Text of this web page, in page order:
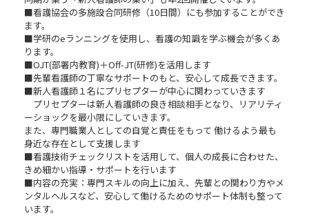
■看護協会の多施設合同研修（10日間）にも参加することができ
ます。
■学研のeランニングを使用し、看護の知識を学ぶ機会が多くあ
ります。
■OJT(部署内教育)＋Off-JT(研修)を活用します
■先輩看護師の丁寧なサポートのもと、安心して成長できます。
■新人看護師１名にプリセプターが中心に関わっていきます
プリセプターは新人看護師の良き相談相手となり、リアリティ
ーショックを最小限にしていきます。
また、専門職業人としての自覚と責任をもって 働けるよう最も
身近な存在として支援します
■看護技術チェックリストを活用して、個人の成長に合わせた、
きめ細かい指導・サポートを行います
■内容の充実：専門スキルの向上に加え、先輩との関わり方やメ
ンタルヘルスなど、安心して働けるためのサポート体制も整って
います。